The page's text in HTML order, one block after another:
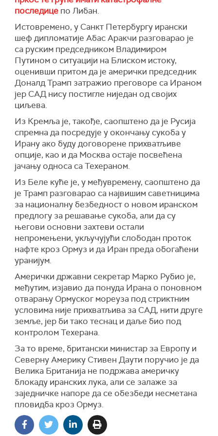
појачано присуство авиона и беспилотних
летелица у региону.
(Танјуг)
преговора.
казао да би сваки споразум морао да укључи
одустајање Ирана од обогаћивања уранијума и
смањење његових залиха, што Техеран одбија.
последице по Либан.
Истовремено, у Санкт Петербургу ирански
шеф дипломатије Абас Аракчи разговарао је
са руским председником Владимиром
Путином о ситуацији на Блиском истоку,
оценивши притом да је амерички председник
Доналд Трамп затражио преговоре са Ираном
јер САД нису постигле ниједан од својих
циљева.
Из Кремља је, такође, саопштено да је Русија
спремна да посредује у окончању сукоба у
Ирану ако буду договорене прихватљиве
опције, као и да Москва остаје посвећена
јачању односа са Техераном.
Из Беле куће је, у међувремену, саопштено да
је Трамп разговарао са највишим саветницима
за националну безбедност о новом иранском
предлогу за решавање сукоба, али да су
његови основни захтеви остали
непромењени, укључујући слободан проток
нафте кроз Ормуз и да Иран преда обогаћени
уранијум.
Амерички државни секретар Марко Рубио је,
међутим, изјавио да понуда Ирана о поновном
отварању Ормуског мореуза под стриктним
условима није прихватљива за САД, нити друге
земље, јер би тако теснац и даље био под
контролом Техерана.
За то време, британски министар за Европу и
Северну Америку Стивен Даути поручио је да
Велика Британија не подржава америчку
блокаду иранских лука, али се залаже за
заједничке напоре да се обезбеди несметана
пловидба кроз Ормуз.